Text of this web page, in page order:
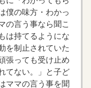
僕の味方・わかっ
の言う事なら聞こ
は持てるようにな
を制止されていた
張っても受け止め
てない。」と子ど
ママの言う事を聞